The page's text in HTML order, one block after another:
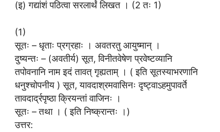
(इ) गद्यांशं पठित्वा सरलार्थं लिखत । (2 तः 1)
(1)
सूतः – धृताः प्रग्रहाः । अवतरतु आयुष्मान् ।
दुष्यन्तः – (अवतीर्य) सूत, विनीतवेषेण प्रवेष्टव्यानि
तपोवनानि नाम इदं तावत् गृह्यताम् । ( इति सूतस्याभरणानि
धनुश्चोपनीय ) सूत, यावदाश्रमवासिनः दृष्ट्वाऽहमुपावर्ते
तावदार्द्रपृष्ठा क्रियन्तां वाजिनः ।
सूतः – तथा । ( इति निष्क्रान्तः ।)
उत्तर: